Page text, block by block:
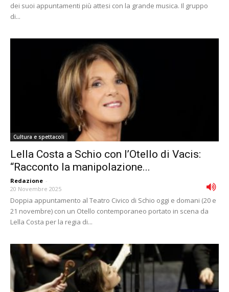
dei suoi appuntamenti più attesi con la grande musica. Il gruppo
di...
Cultura e spettacoli
Lella Costa a Schio con l’Otello di Vacis:
“Racconto la manipolazione...
Redazione -
20 Novembre 2025
Doppia appuntamento al Teatro Civico di Schio oggi e domani (20 e
21 novembre) con un Otello contemporaneo portato in scena da
Lella Costa per la regia di...